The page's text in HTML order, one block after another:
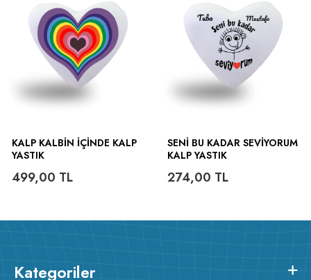
KALP KALBIN IÇINDE KALP
YASTIK
499,00 TL
SENI BU KADAR SEVIYORUM
KALP YASTIK
274,00 TL
Kategoriler